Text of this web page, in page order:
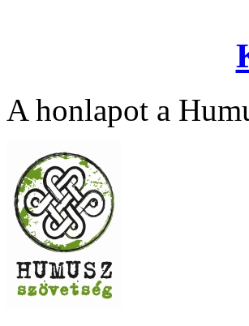
A honlapot a